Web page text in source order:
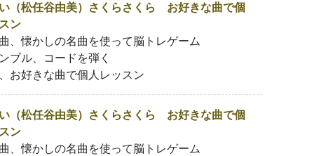
（松任谷由美）さくらさくら お好きな曲で個
ン
、懐かしの名曲を使って脳トレゲーム
ブル、コードを弾く
お好きな曲で個人レッスン
（松任谷由美）さくらさくら お好きな曲で個
ン
、懐かしの名曲を使って脳トレゲーム